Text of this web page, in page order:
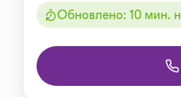
Обновлено: 10 мин.